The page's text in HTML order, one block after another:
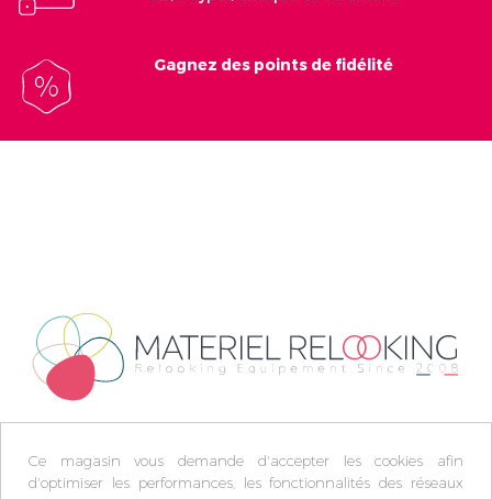
Gagnez des points de fidélité
Ce magasin vous demande d'accepter les cookies afin
d'optimiser les performances, les fonctionnalités des réseaux